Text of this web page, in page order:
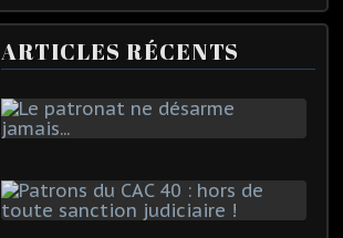
ARTICLES RÉCENTS